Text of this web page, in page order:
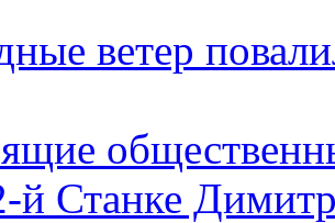
ветер
й Станке